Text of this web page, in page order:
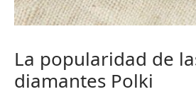
La popularidad de
diamantes Polki